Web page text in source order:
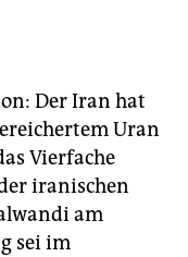
Der Iran hat
Uran
Vierfache
iranischen
am
sei im